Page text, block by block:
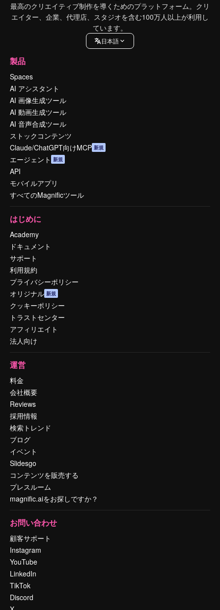
最高のクリエイティブ制作を導くためのプラットフォーム。クリ
エイター、企業、代理店、スタジオを含む100万人以上が利用し
ています。
日本語
製品
Spaces
AI アシスタント
AI 画像生成ツール
AI 動画生成ツール
AI 音声合成ツール
ストックコンテンツ
Claude/ChatGPT向けMCP 新規
エージェント 新規
API
モバイルアプリ
すべてのMagnificツール
はじめに
Academy
ドキュメント
サポート
利用規約
プライバシーポリシー
オリジナル 新規
クッキーポリシー
トラストセンター
アフィリエイト
法人向け
運営
料金
会社概要
Reviews
採用情報
検索トレンド
ブログ
イベント
Slidesgo
コンテンツを販売する
プレスルーム
magnific.aiをお探しですか？
お問い合わせ
顧客サポート
Instagram
YouTube
LinkedIn
TikTok
Discord